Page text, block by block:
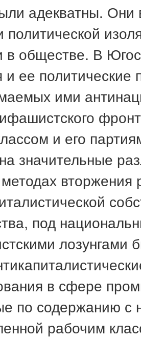
адекватны. Они
политической
в обществе. В
и ее политические
ими
и его
значительные
вторжения
под
лозунгами
в сфере
по содержанию с
рабочим